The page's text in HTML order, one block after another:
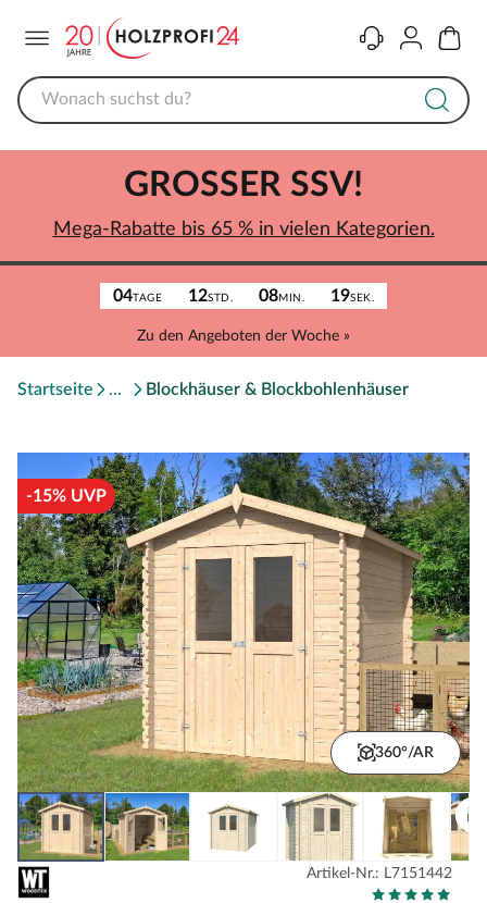
KontaktKonto
04TAGE 12STD. 08MIN. 19SEK.
Zu den Angeboten der Woche »
GROSSER SSV!
Mega-Rabatte bis 65 % in vielen Kategorien.
Startseite Blockhäuser & Blockbohlenhäuser
-15% UVP
360°/AR
Artikel-Nr.: L7151442